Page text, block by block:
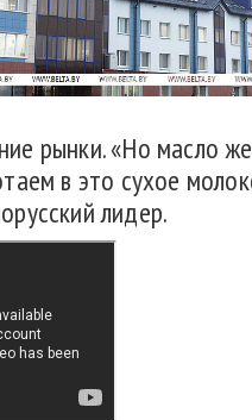
рынки. «Но масло
в это сухое
лидер.